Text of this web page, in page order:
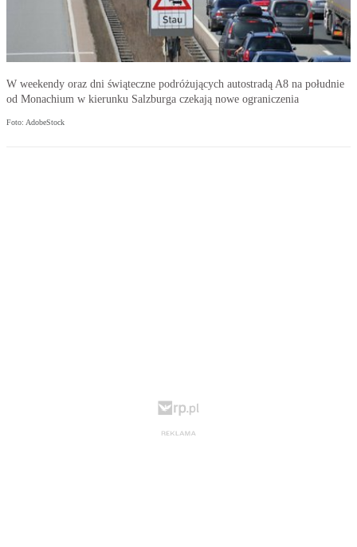
W weekendy oraz dni świąteczne podróżujących autostradą A8 na południe
od Monachium w kierunku Salzburga czekają nowe ograniczenia
Foto: AdobeStock